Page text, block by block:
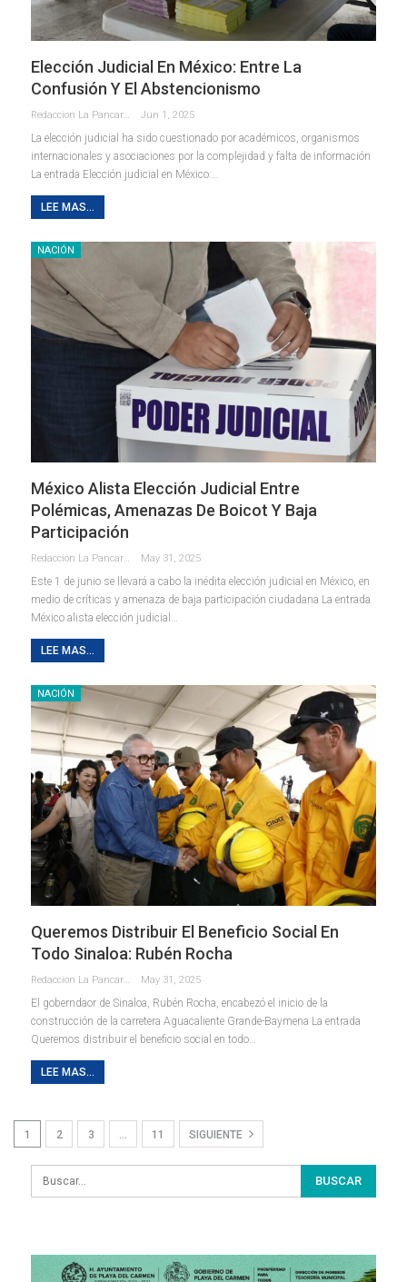
Elección Judicial En México: Entre La
Confusión Y El Abstencionismo
Redaccion La Pancarta De Quintana Roo Jun 1, 2025
La elección judicial ha sido cuestionado por académicos, organismos
internacionales y asociaciones por la complejidad y falta de información
La entrada Elección judicial en México:…
LEE MAS...
NACIÓN
México Alista Elección Judicial Entre
Polémicas, Amenazas De Boicot Y Baja
Participación
Redaccion La Pancarta De Quintana Roo May 31, 2025
Este 1 de junio se llevará a cabo la inédita elección judicial en México, en
medio de críticas y amenaza de baja participación ciudadana La entrada
México alista elección judicial…
LEE MAS...
NACIÓN
Queremos Distribuir El Beneficio Social En
Todo Sinaloa: Rubén Rocha
Redaccion La Pancarta De Quintana Roo May 31, 2025
El goberndaor de Sinaloa, Rubén Rocha, encabezó el inicio de la
construcción de la carretera Aguacaliente Grande-Baymena La entrada
Queremos distribuir el beneficio social en todo…
LEE MAS...
1 2 3 … 11 SIGUIENTE